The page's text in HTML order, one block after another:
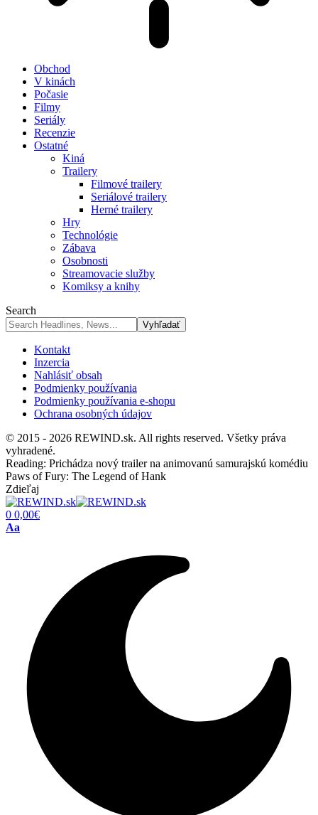
Obchod
V kinách
Počasie
Filmy
Seriály
Recenzie
Ostatné
Kiná
Trailery
Filmové trailery
Seriálové trailery
Herné trailery
Hry
Technológie
Zábava
Osobnosti
Streamovacie služby
Komiksy a knihy
Search
Kontakt
Inzercia
Nahlásiť obsah
Podmienky používania
Podmienky používania e-shopu
Ochrana osobných údajov
© 2015 - 2026 REWIND.sk. All rights reserved. Všetky práva
vyhradené.
Reading: Prichádza nový trailer na animovanú samurajskú komédiu
Paws of Fury: The Legend of Hank
Zdieľaj
0 0,00€
Font
Aa